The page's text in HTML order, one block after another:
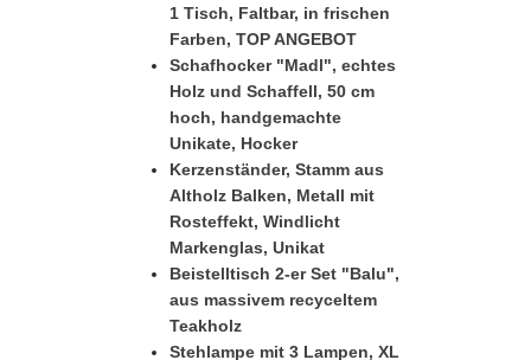
1 Tisch, Faltbar, in frischen
Farben, TOP ANGEBOT
Schafhocker "Madl", echtes
Holz und Schaffell, 50 cm
hoch, handgemachte
Unikate, Hocker
Kerzenständer, Stamm aus
Altholz Balken, Metall mit
Rosteffekt, Windlicht
Markenglas, Unikat
Beistelltisch 2-er Set "Balu",
aus massivem recyceltem
Teakholz
Stehlampe mit 3 Lampen, XL